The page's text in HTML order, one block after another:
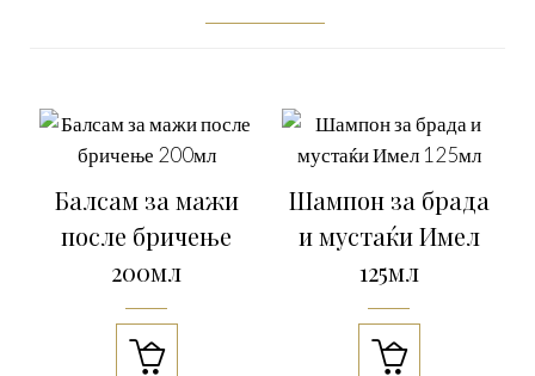
Балсам за мажи
после бричење
200мл

Шампон за брада
и мустаќи Имел
125мл
